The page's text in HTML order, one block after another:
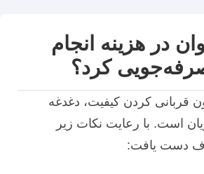
در هزینه انجام
صرفه‌جویی کرد؟
قربانی کردن کیفیت، دغدغه
است. با رعایت نکات زیر
دست یافت: